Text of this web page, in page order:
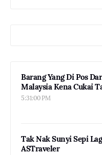
Barang Yang Di Pos
Malaysia Kena Cukai
5:31:00 PM
Tak Nak Sunyi Sepi
ASTraveler